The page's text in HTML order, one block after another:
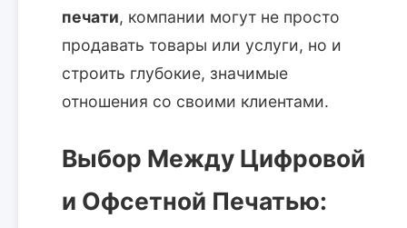
печати, компании могут не просто
продавать товары или услуги, но и
строить глубокие, значимые
отношения со своими клиентами.
Выбор Между Цифровой
и Офсетной Печатью: